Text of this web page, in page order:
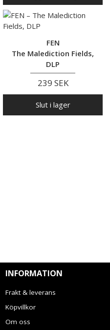
FEN
The Malediction Fields,
DLP
239 SEK
Slut i lager
INFORMATION
Frakt & leverans
Köpvillkor
Om oss